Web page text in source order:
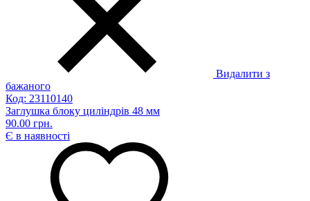
Видалити з
бажаного
Код: 23110140
Заглушка блоку циліндрів 48 мм
90.00 грн.
Є в наявності